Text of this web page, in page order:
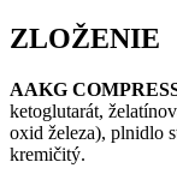
ZLOŽENIE
AAKG
ketoglutarát,
oxid železa), plnidlo
kremičitý.